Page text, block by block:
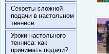
Секреты сложной
подачи в настольном
теннисе
Уроки настольного
тенниса: как
принимать подачи?